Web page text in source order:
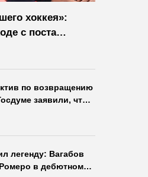
хоккея»:
с поста
по возвращению
заявили, что
легенду: Вагабов
в дебютном